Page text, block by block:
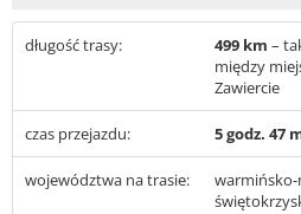
długość trasy: 499 km –
między
Zawiercie
czas przejazdu: 5 godz. 47
województwa na trasie:
warmińsko-